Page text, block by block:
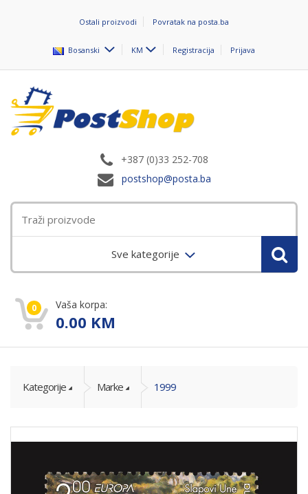
Ostali proizvodi Povratak na posta.ba
Bosanski KM Registracija Prijava
+387 (0)33 252-708
postshop@posta.ba
Sve kategorije
0 Vaša korpa:
0.00 KM
Kategorije Marke 1999